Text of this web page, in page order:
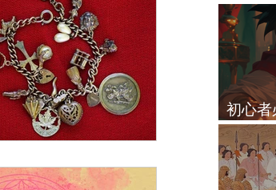
マ別リサーチ
生の感想
初心
占星術